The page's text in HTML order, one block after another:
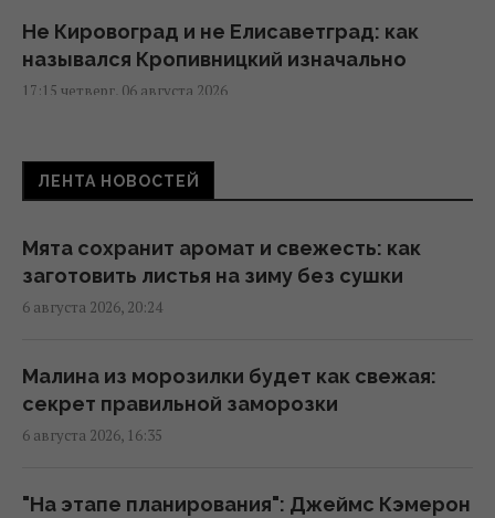
Не Кировоград и не Елисаветград: как
назывался Кропивницкий изначально
17:15 четверг, 06 августа 2026
В Италии из-за жары популярные
достопримечательности будут работать
17:13 четверг, 06 августа 2026
7 августа: церковный праздник сегодня,
17:10 четверг, 06 августа 2026
Укрепляет кости и нервную систему:
содержанию кальция
ЛЕНТА НОВОСТЕЙ
Мята сохранит аромат и свежесть: как
заготовить листья на зиму без сушки
6 августа 2026, 20:24
Малина из морозилки будет как свежая:
секрет правильной заморозки
6 августа 2026, 16:35
"На этапе планирования": Джеймс Кэмерон